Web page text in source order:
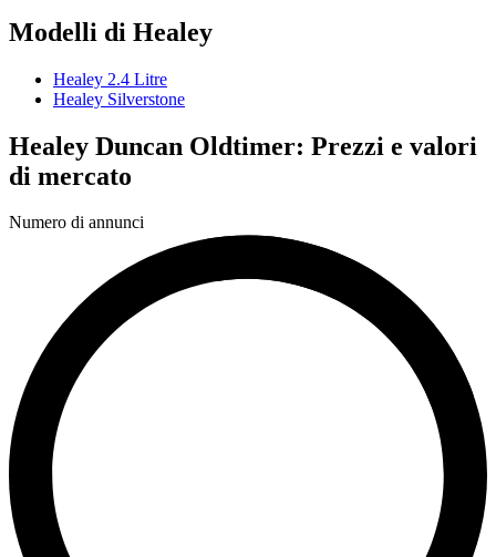
Modelli di Healey
Healey 2.4 Litre
Healey Silverstone
Healey Duncan Oldtimer: Prezzi e valori
di mercato
Numero di annunci